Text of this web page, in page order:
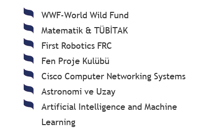
WWF-World Wild Fund
Matematik & TÜBİTAK
First Robotics FRC
Fen Proje Kulübü
Cisco Computer Networking Systems
Astronomi ve Uzay
Artificial Intelligence and Machine
Learning